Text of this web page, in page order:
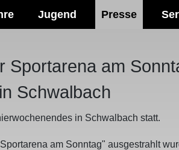
Jugend Presse
Sportarena am
Schwalbach
in Schwalbach statt.
am Sonntag" ausgestrahlt